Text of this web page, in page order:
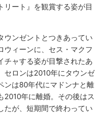
リート』を観賞する姿が目
ウンゼントとつきあってい
ウィーンに、セス・マクフ
チャする姿が目撃されたあ
セロンは2010年にタウンゼ
ンは80年代にマドンナと離
2010年に離婚。その後はス
たが、短期間で終わってい